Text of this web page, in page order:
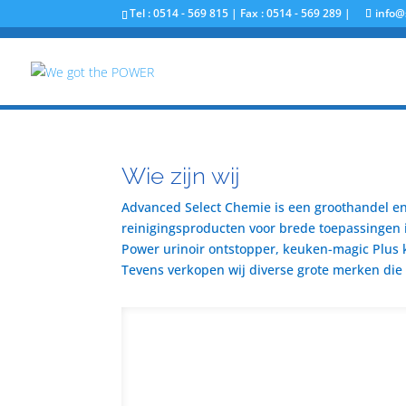
Tel : 0514 - 569 815 | Fax : 0514 - 569 289 |
Wie zijn wij
Advanced Select Chemie is een groothandel
reinigingsproducten voor brede
Power urinoir ontstopper, keuken-magic
Tevens verkopen wij diverse grote merken